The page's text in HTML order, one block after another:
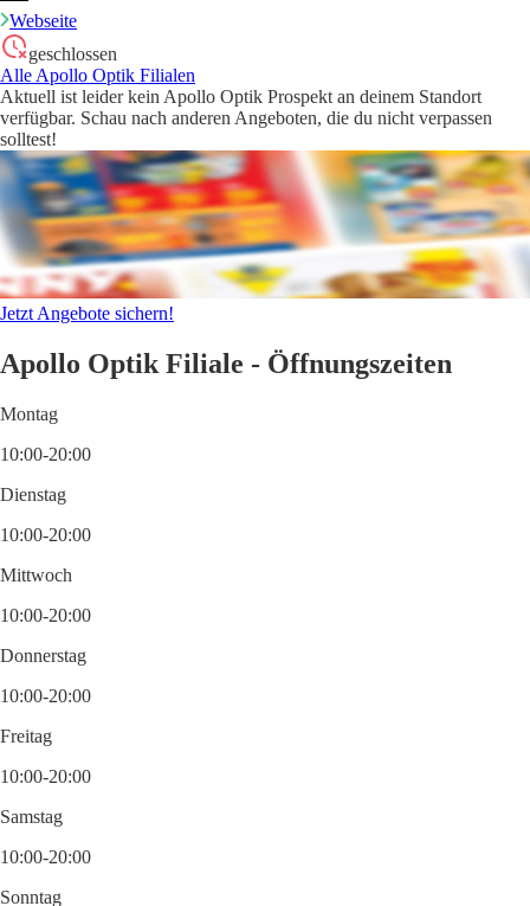
Webseite
geschlossen
Alle Apollo Optik Filialen
Aktuell ist leider kein Apollo Optik Prospekt an deinem Standort
verfügbar. Schau nach anderen Angeboten, die du nicht verpassen
solltest!
Jetzt Angebote sichern!
Apollo Optik Filiale - Öffnungszeiten
Montag
10:00-20:00
Dienstag
10:00-20:00
Mittwoch
10:00-20:00
Donnerstag
10:00-20:00
Freitag
10:00-20:00
Samstag
10:00-20:00
Sonntag